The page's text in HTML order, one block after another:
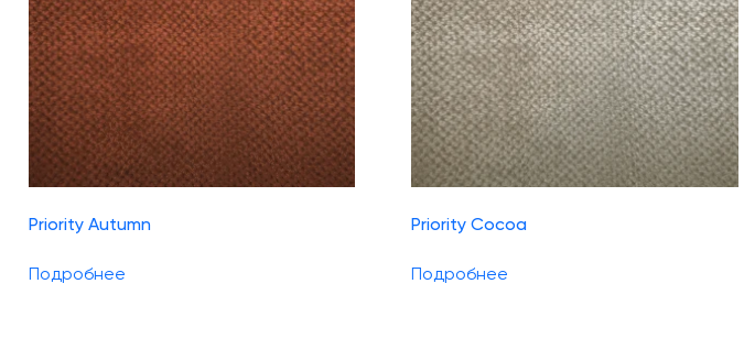
Priority Autumn
Подробнее
Priority Cocoa
Подробнее